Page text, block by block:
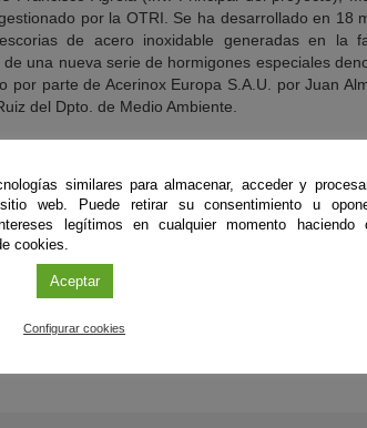
por la OTRI. Se ha desarrollado en 18
de acero inoxidable generadas en la
una nueva serie de hormigones especiales
por parte de Acerinox Europa S.A.U. por Juan
del Dpto. de Medio Ambiente.
obtenidos del primer proyecto desarrollado
estas escorias tenían cierto carácter
fabricación de cemento. El siguiente paso es
convencionales y aplicados a escala real.
similares para almacenar, acceder y
web. Puede retirar su consentimiento u
legítimos en cualquier momento haciendo
cookies.
Aceptar
Configurar cookies